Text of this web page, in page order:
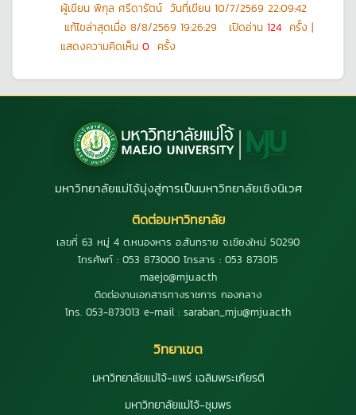
ผู้เขียน พิกุล ศรีดารัตน์ วันที่เขียน 10/7/2569 22:09:42
แก้ไขล่าสุดเมื่อ 8/8/2569 19:26:29 เปิดอ่าน 124 ครั้ง |
แสดงความคิดเห็น 0 ครั้ง
มหาวิทยาลัยแม่โจ้มุ่งสู่การเป็นมหาวิทยาลัยเชิงนิเวศ
ติดต่อมหาวิทยาลัย
เลขที่ 63 หมู่ 4 ต.หนองหาร อ.สันทราย จ.เชียงใหม่ 50290
โทรศัพท์ : 053 873000 โทรสาร : 053 873015
maejo@mju.ac.th
ติดต่องานเอกสารทางราชการ กองกลาง
โทร. 053-873013 e-mail : saraban_mju@mju.ac.th
วิทยาเขต
มหาวิทยาลัยแม่โจ้-แพร่ เฉลิมพระเกียรติ
มหาวิทยาลัยแม่โจ้-ชุมพร